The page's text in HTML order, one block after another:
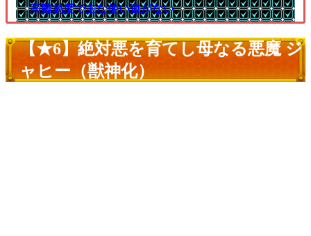
高難易度で主な使い道がない
【★6】絶対悪を育てし母なる悪魔 ジ
ャヒー（獣神化）